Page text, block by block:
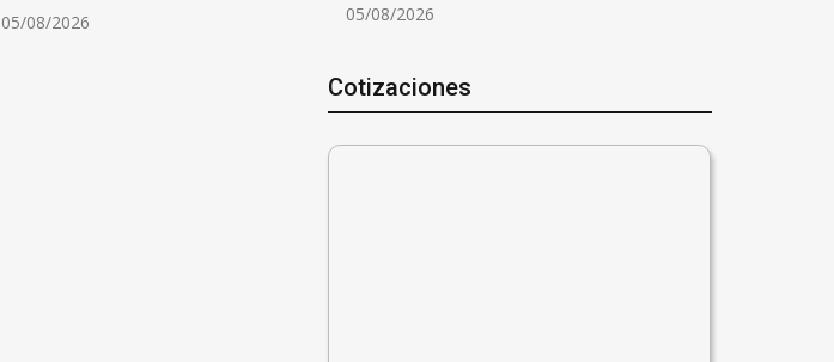
05/08/2026
Rosario
05/08/2026
Cotizaciones